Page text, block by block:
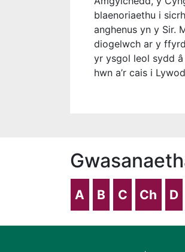
blaenoriaethu i
anghenus yn y Sir.
diogelwch ar y
yr ysgol leol sydd â
hwn a’r cais i
A B C Ch D